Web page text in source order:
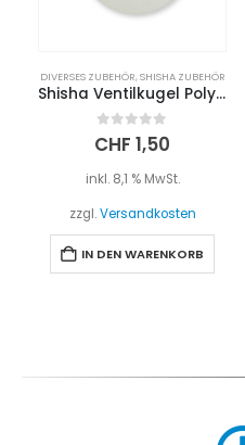
DIVERSES ZUBEHÖR,SHISHA ZUBEHÖR
Shisha Ventilkugel Polyamid (8mm)
0out of 5
CHF 1,50
inkl. 8,1 % MwSt.
zzgl.Versandkosten
IN DEN WARENKORB